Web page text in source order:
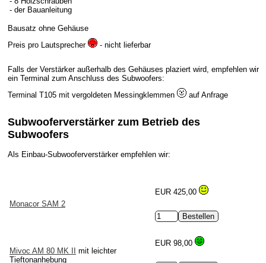
- der Bauanleitung
Bausatz ohne Gehäuse
Preis pro Lautsprecher
- nicht lieferbar
Falls der Verstärker außerhalb des Gehäuses plaziert wird, empfehlen wir
ein Terminal zum Anschluss des Subwoofers:
Terminal T105 mit vergoldeten Messingklemmen
auf Anfrage
Subwooferverstärker zum Betrieb des
Subwoofers
Als Einbau-Subwooferverstärker empfehlen wir:
Monacor SAM 2
EUR 425,00
Mivoc AM 80 MK II mit leichter
Tieftonanhebung
EUR 98,00